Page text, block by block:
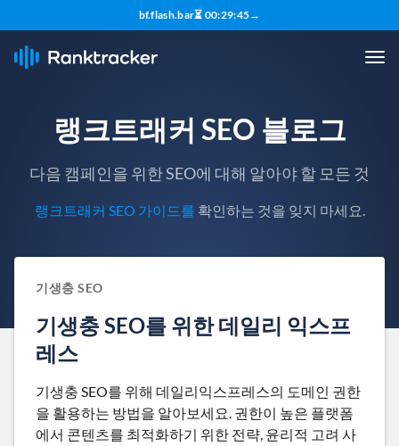
bf.flash.bar⏳ 00:29:44→
랭크트래커 SEO 블로그
다음 캠페인을 위한 SEO에 대해 알아야 할 모든 것
랭크트래커 SEO 가이드를 확인하는 것을 잊지 마세요.
기생충 SEO
기생충 SEO를 위한 데일리 익스프
레스
기생충 SEO를 위해 데일리익스프레스의 도메인 권한
을 활용하는 방법을 알아보세요. 권한이 높은 플랫폼
에서 콘텐츠를 최적화하기 위한 전략, 윤리적 고려 사